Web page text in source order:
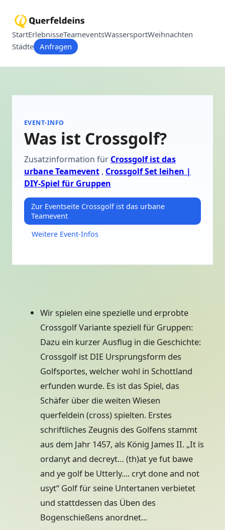
StartErlebnisseTeameventsWassersportWeihnachten
Städte Anfragen
EVENT-INFO
Was ist Crossgolf?
Zusatzinformation für Crossgolf ist das
urbane Teamevent , Crossgolf Set leihen |
DIY-Spiel für Gruppen
Zur Eventseite Crossgolf ist das urbane
Teamevent
Weitere Event-Infos
Wir spielen eine spezielle und erprobte
Crossgolf Variante speziell für Gruppen:
Dazu ein kurzer Ausflug in die Geschichte:
Crossgolf ist DIE Ursprungsform des
Golfsportes, welcher wohl in Schottland
erfunden wurde. Es ist das Spiel, das
Schäfer über die weiten Wiesen
querfeldein (cross) spielten. Erstes
schriftliches Zeugnis des Golfens stammt
aus dem Jahr 1457, als König James II. „It is
ordanyt and decreyt… (th)at ye fut bawe
and ye golf be Utterly.... cryt done and not
usyt“ Golf für seine Untertanen verbietet
und stattdessen das Üben des
Bogenschießens anordnet...